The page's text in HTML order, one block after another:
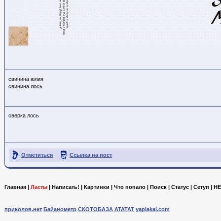
свинина юлия
свинина лось
сверка лось
Отметиться Ссылка на пост
Главная | Ласты | Написать! | Картинки | Что попало | Поиск | Статус | Сетуп |
приколов.нет Байанометр СКОТОБАЗА АТАТАТ yaplakal.com